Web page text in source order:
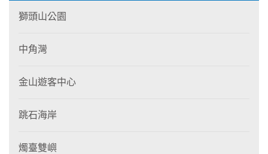
獅頭山公園
中角灣
金山遊客中心
跳石海岸
燭臺雙嶼